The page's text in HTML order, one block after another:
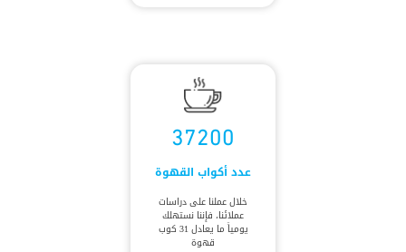
37200
عدد أكواب القهوة
خلال عملنا على دراسات
عملائنا، فإننا نستهلك
يومياً ما يعادل 31 كوب
قهوة